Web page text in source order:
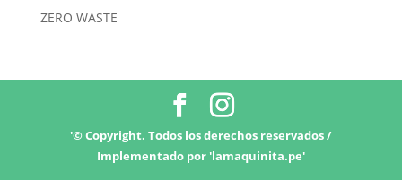
ZERO WASTE
'© Copyright. Todos los derechos reservados /
Implementado por 'lamaquinita.pe'